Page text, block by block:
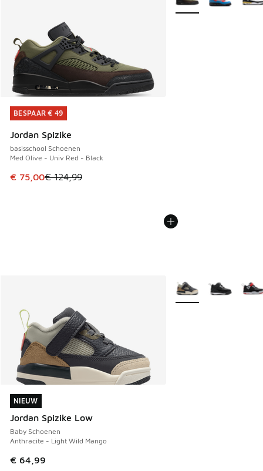
BESPAAR € 49
Jordan Spizike
basisschool Schoenen
Med Olive - Univ Red - Black
Dit artikel is in de uitverkoop. Dit artikel is in de
€ 75,00€ 124,99
BESPAAR € 49
NIEUW
Jordan Spizike Low
Baby Schoenen
Anthracite - Light Wild Mango
€ 64,99
NIEUW
Meer kleuren